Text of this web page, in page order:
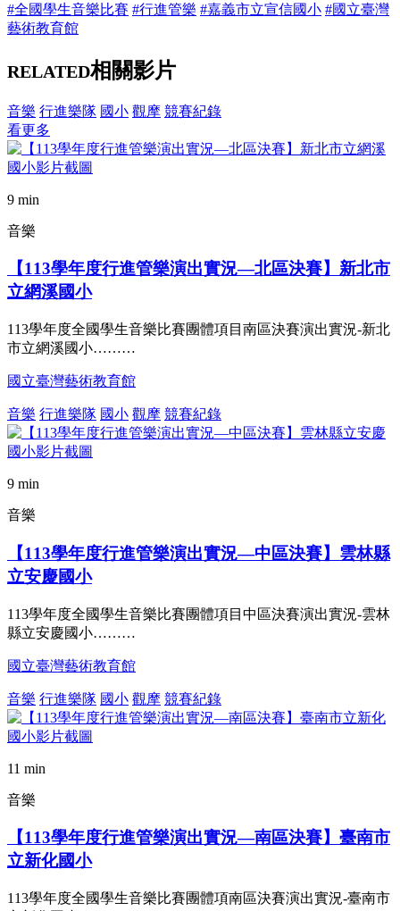
#全國學生音樂比賽 #行進管樂 #嘉義市立宣信國小 #國立臺灣
藝術教育館
RELATED相關影片
音樂 行進樂隊 國小 觀摩 競賽紀錄
看更多
9 min
音樂
【113學年度行進管樂演出實況—北區決賽】新北市
立網溪國小
113學年度全國學生音樂比賽團體項目南區決賽演出實況-新北
市立網溪國小………
國立臺灣藝術教育館
音樂 行進樂隊 國小 觀摩 競賽紀錄
9 min
音樂
【113學年度行進管樂演出實況—中區決賽】雲林縣
立安慶國小
113學年度全國學生音樂比賽團體項目中區決賽演出實況-雲林
縣立安慶國小………
國立臺灣藝術教育館
音樂 行進樂隊 國小 觀摩 競賽紀錄
11 min
音樂
【113學年度行進管樂演出實況—南區決賽】臺南市
立新化國小
113學年度全國學生音樂比賽團體項南區決賽演出實況-臺南市